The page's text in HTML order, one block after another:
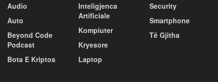
Audio
Auto
Beyond Code
Podcast
Bota E Kriptos
Inteligjenca
Artificiale
Kompiuter
Kryesore
Laptop
Security
Smartphone
Të Gjitha